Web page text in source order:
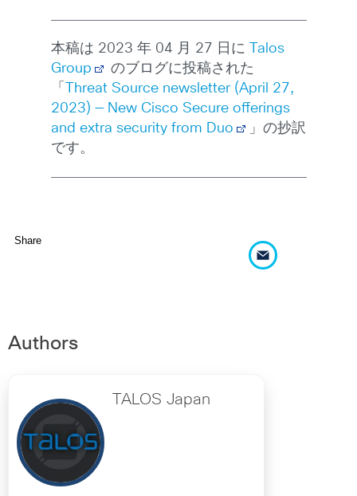
本稿は 2023 年 04 月 27 日に
Talos
Group
のブログに投稿された
「
Threat Source newsletter (April 27,
2023) — New Cisco Secure offerings
and extra security from Duo
」の抄訳
です。
Share
Authors
TALOS Japan